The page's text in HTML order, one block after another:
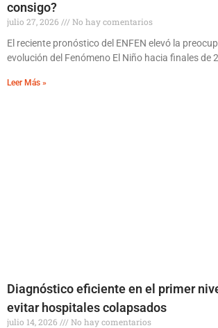
consigo?
julio 27, 2026
No hay comentarios
El reciente pronóstico del ENFEN elevó la
evolución del Fenómeno El Niño hacia finales de
Leer Más »
Diagnóstico eficiente en el primer
evitar hospitales colapsados
julio 14, 2026
No hay comentarios